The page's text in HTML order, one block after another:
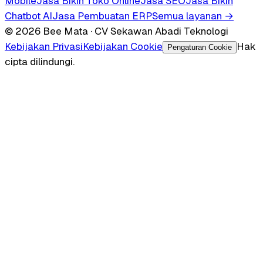
Chatbot AIJasa Pembuatan ERPSemua layanan →
© 2026 Bee Mata · CV Sekawan Abadi Teknologi
Kebijakan PrivasiKebijakan Cookie Pengaturan Cookie
Hak
cipta dilindungi.